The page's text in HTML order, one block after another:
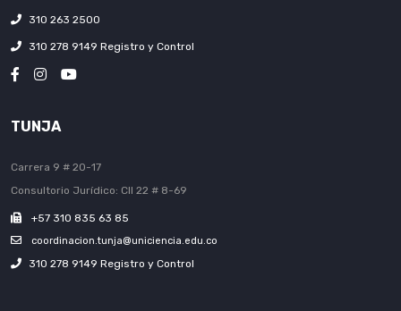
310 263 2500
310 278 9149 Registro y Control
TUNJA
Carrera 9 # 20-17
Consultorio Jurídico: Cll 22 # 8-69
+57 310 835 63 85
coordinacion.tunja@uniciencia.edu.co
310 278 9149 Registro y Control